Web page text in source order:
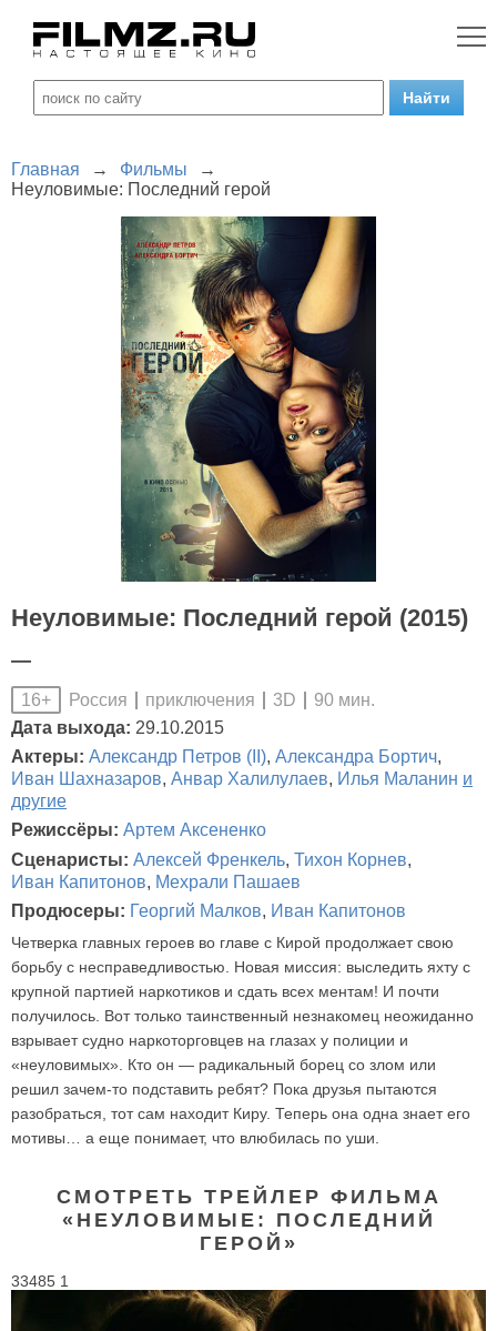
Главная → Фильмы
→
Неуловимые: Последний герой
Неуловимые: Последний герой (2015)
—
16+ Россия приключения 3D
90 мин.
Дата выхода: 29.10.2015
Актеры: Александр Петров (II), Александра Бортич,
Иван Шахназаров, Анвар Халилулаев, Илья Маланин и
другие
Режиссёры: Артем Аксененко
Сценаристы: Алексей Френкель, Тихон Корнев,
Иван Капитонов, Мехрали Пашаев
Продюсеры: Георгий Малков, Иван Капитонов
Четверка главных героев во главе с Кирой продолжает свою
борьбу с несправедливостью. Новая миссия: выследить яхту с
крупной партией наркотиков и сдать всех ментам! И почти
получилось. Вот только таинственный незнакомец неожиданно
взрывает судно наркоторговцев на глазах у полиции и
«неуловимых». Кто он — радикальный борец со злом или
решил зачем-то подставить ребят? Пока друзья пытаются
разобраться, тот сам находит Киру. Теперь она одна знает его
мотивы… а еще понимает, что влюбилась по уши.
СМОТРЕТЬ ТРЕЙЛЕР ФИЛЬМА
«НЕУЛОВИМЫЕ: ПОСЛЕДНИЙ
ГЕРОЙ»
33485 1